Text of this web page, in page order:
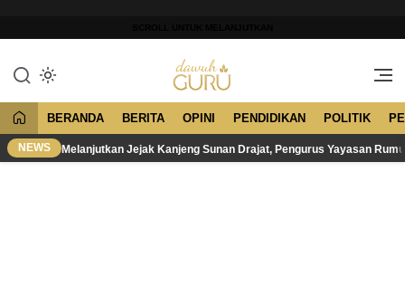
konten
Dawuh Guru
Merawat Tradisi, Membangun
BERANDA BERITA OPINI PENDIDIKAN POLITIK
NEWS Melanjutkan Jejak Kanjeng Sunan Drajat, Pengurus Yayasan